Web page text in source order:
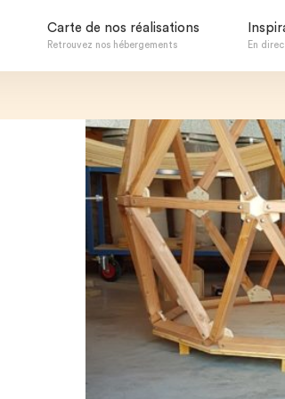
Carte de nos réalisations
Retrouvez nos hébergements En